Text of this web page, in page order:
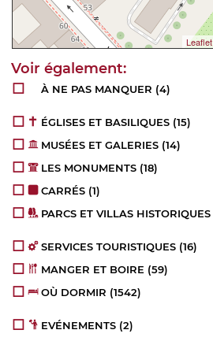
Leaflet
À NE PAS MANQUER (4)
ÉGLISES ET BASILIQUES (15)
MUSÉES ET GALERIES (14)
LES MONUMENTS (18)
CARRÉS (1)
PARCS ET VILLAS HISTORIQUES
SERVICES TOURISTIQUES (16)
MANGER ET BOIRE (59)
OÙ DORMIR (1542)
EVÉNEMENTS (2)